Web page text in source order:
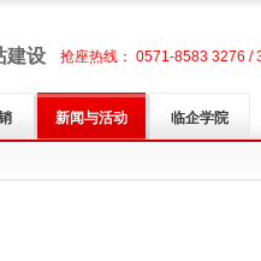
建设 抢座热线： 0571-8583 3276 /
新闻与活动 临企学院